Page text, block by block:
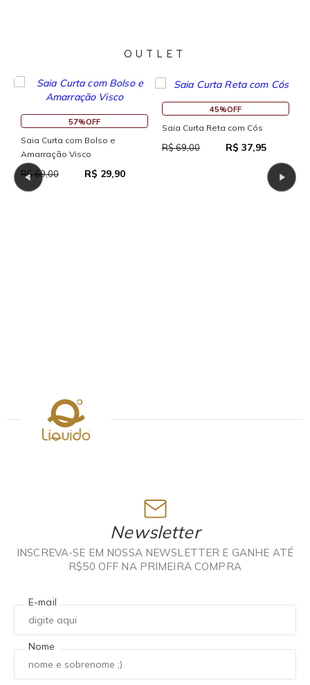
OUTLET
57%OFF
Saia Curta com Bolso e
Amarração Visco
R$ 69,00 R$ 29,90
45%OFF
Saia Curta Reta com Cós
R$ 69,00 R$ 37,95
Newsletter
INSCREVA-SE EM NOSSA NEWSLETTER E GANHE ATÉ
R$50 OFF NA PRIMEIRA COMPRA
E-mail
Nome